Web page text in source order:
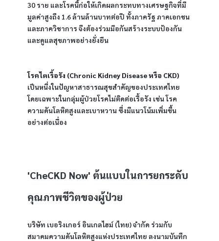
30 ราย และโรคนี้ก่อให้เกิดผลกระทบทางเศรษฐกิจที่มี
มูลค่าสูงถึง 1.6 ล้านล้านบาทต่อปี ทั้งภาครัฐ ภาคเอกชน
และภาควิชาการ จึงต้องร่วมมือกันสร้างระบบป้องกัน
และดูแลสุขภาพอย่างยั่งยืน
เป็นหนึ่งในปัญหาสาธารณสุขสำคัญของประเทศไทย
โดยเฉพาะในกลุ่มผู้ป่วยโรคไม่ติดต่อเรื้อรัง เช่น โรค
ความดันโลหิตสูงและเบาหวาน ซึ่งมีแนวโน้มเพิ่มขึ้น
อย่างต่อเนื่อง
'CheCKD Now' ต้นแบบในการยกระดับ
คุณภาพชีวิตของผู้ป่วย
บริษัท เบอริงเกอร์ อินเกลไฮม์ (ไทย) จำกัด ร่วมกับ
สมาคมความดันโลหิตสูงแห่งประเทศไทย ลงนามบันทึก